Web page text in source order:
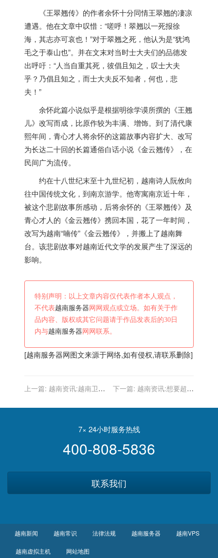
《王翠翘传》的作者余怀十分同情王翠翘的凄凉
遭遇。他在文章中叹惜：“嗟呼！翠翘以一死报徐
海，其志亦可哀也！”对于翠翘之死，他认为是“犹鸿
毛之于泰山也”。并在文末对当时士大夫们的品德发
出呼吁：“人当自重其死，彼倡且知之，叹士大夫
乎？乃倡且知之，而士大夫反不知者，何也，悲
夫！”
余怀此篇小说似乎是根据明徐学谟所撰的《王翘
儿》改写而成，比原作较为丰满、增饰。到了清代康
熙年间，青心才人将余怀的这篇故事内容扩大、改写
为长达二十回的长篇通俗白话小说《金云翘传》，在
民间广为流传。
约在十八世纪末至十九世纪初， 越南诗人阮攸向
往中国传统文化，到南京游学。他寄寓南京近十年，
被这个悲剧故事所感动，后将余怀的《王翠翘传》及
青心才人的《金云翘传》携回本国，花了一年时间，
改写为越南“喃传”《金云翘传》，并搬上了越南舞
台。该悲剧故事对越南近代文学的发展产生了深远的
影响。
特别声明：以上文章内容仅代表作者本人观点，
不代表越南服务器 网网观点或立场。如有关于作
品内容、版权或其它问题请于作品发表后的30日
内与越南服务器 网网联系。
[越南服务器网图文来源于网络,如有侵权,请联系删除]
上一篇: 越南资讯:越南卫生
疫苗
下一篇: 越南资讯:想要超越
科能是个例外
7× 24小时服务热线
400-808-5836
联系我们
越南新闻 越南常识 法律法规 越南服务器 越南VPS
越南虚拟主机 网站地图